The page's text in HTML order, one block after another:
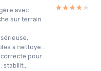
avec
sur terrain
à nettoye...
pour
stabilit...
★★★★★
★★★★★